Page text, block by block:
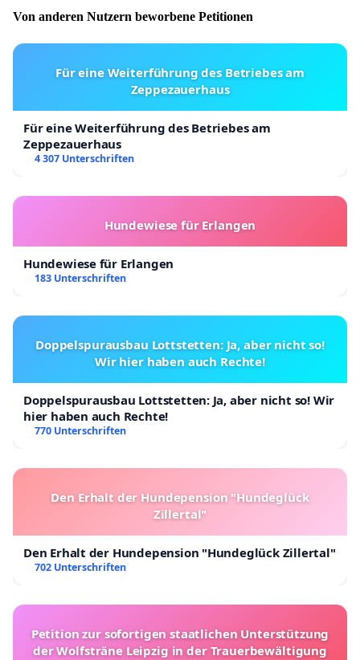
Von anderen Nutzern beworbene Petitionen
Für eine Weiterführung des Betriebes am
Zeppezauerhaus
Für eine Weiterführung des Betriebes am
Zeppezauerhaus
4 307 Unterschriften
Hundewiese für Erlangen
Hundewiese für Erlangen
183 Unterschriften
Doppelspurausbau Lottstetten: Ja, aber nicht so!
Wir hier haben auch Rechte!
Doppelspurausbau Lottstetten: Ja, aber nicht so! Wir
hier haben auch Rechte!
770 Unterschriften
Den Erhalt der Hundepension "Hundeglück
Zillertal"
Den Erhalt der Hundepension "Hundeglück Zillertal"
702 Unterschriften
Petition zur sofortigen staatlichen Unterstützung
der Wolfsträne Leipzig in der Trauerbewältigung